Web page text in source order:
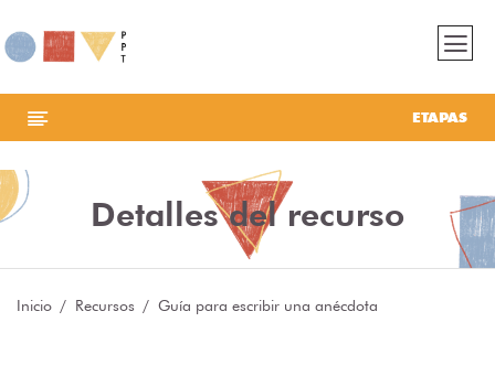
ETAPAS
Detalles del recurso
Inicio Recursos Guía para escribir una anécdota